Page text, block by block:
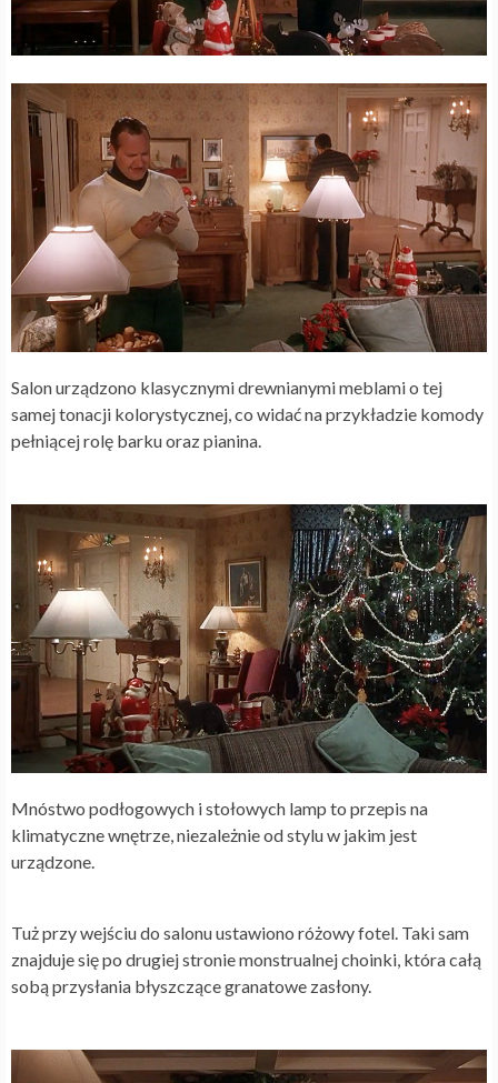
Salon urządzono klasycznymi drewnianymi meblami o tej
samej tonacji kolorystycznej, co widać na przykładzie komody
pełniącej rolę barku oraz pianina.
Mnóstwo podłogowych i stołowych lamp to przepis na
klimatyczne wnętrze, niezależnie od stylu w jakim jest
urządzone.
Tuż przy wejściu do salonu ustawiono różowy fotel. Taki sam
znajduje się po drugiej stronie monstrualnej choinki, która całą
sobą przysłania błyszczące granatowe zasłony.